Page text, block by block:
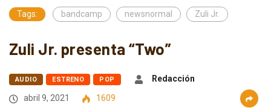
Tags: bandcamp newsnormal Zuli Jr.
Zuli Jr. presenta “Two”
AUDIO ESTRENO POP
Redacción
abril 9, 2021
1609